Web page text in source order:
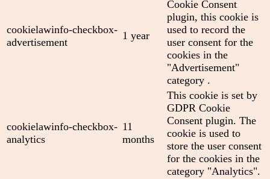
cookielawinfo-checkbox-
advertisement
1 year
Cookie Consent
plugin, this cookie is
used to record the
user consent for the
cookies in the
"Advertisement"
category .
cookielawinfo-checkbox-
analytics
11
months
This cookie is set by
GDPR Cookie
Consent plugin. The
cookie is used to
store the user consent
for the cookies in the
category "Analytics".